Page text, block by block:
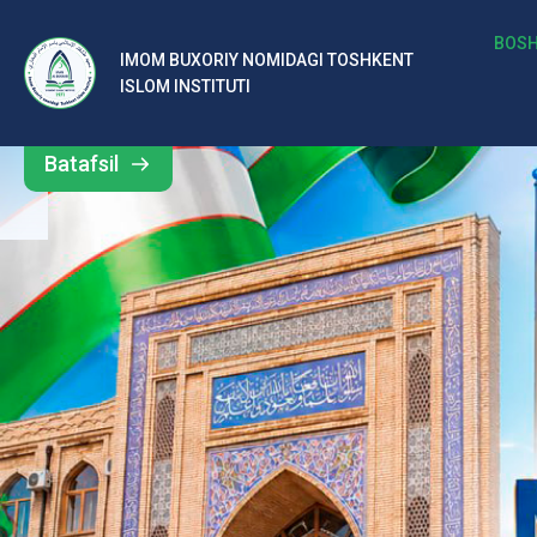
IMOM BUXORIY NOMIDAGI TOSHKENT
ISLOM INSTITUTI
b
al
ar
o‘
rt
a
si
d
Barcha
yangiliklar
Batafsil